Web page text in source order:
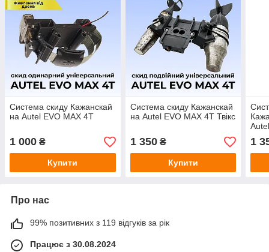
Система скиду Кажанскай
на Autel EVO MAX 4T
1 000 ₴
Купити
Система скиду Кажанскай
на Autel EVO MAX 4T Твікс
1 350₴
Купити
1
Про нас
99% позитивних з 119 відгуків за рік
Працює з 30.08.2024